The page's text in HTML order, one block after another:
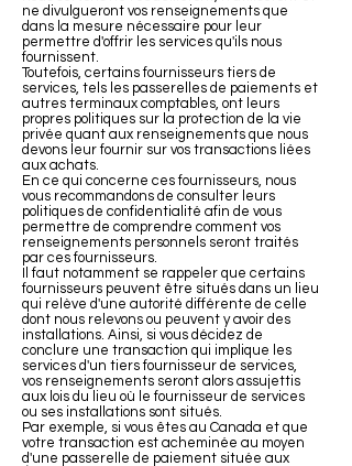
ne divulgueront vos renseignements que
dans la mesure nécessaire pour leur
permettre d'offrir les services qu'ils nous
fournissent.
Toutefois, certains fournisseurs tiers de
services, tels les passerelles de paiements et
autres terminaux comptables, ont leurs
propres politiques sur la protection de la vie
privée quant aux renseignements que nous
devons leur fournir sur vos transactions liées
aux achats.
En ce qui concerne ces fournisseurs, nous
vous recommandons de consulter leurs
politiques de confidentialité afin de vous
permettre de comprendre comment vos
renseignements personnels seront traités
par ces fournisseurs.
Il faut notamment se rappeler que certains
fournisseurs peuvent être situés dans un lieu
qui relève d'une autorité différente de celle
dont nous relevons ou peuvent y avoir des
installations. Ainsi, si vous décidez de
conclure une transaction qui implique les
services d'un tiers fournisseur de services,
vos renseignements seront alors assujettis
aux lois du lieu où le fournisseur de services
ou ses installations sont situés.
Par exemple, si vous êtes au Canada et que
votre transaction est acheminée au moyen
d'une passerelle de paiement située aux